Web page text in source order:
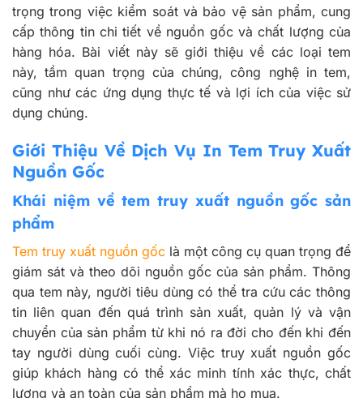
trọng trong việc kiểm soát và bảo vệ sản phẩm, cung
cấp thông tin chi tiết về nguồn gốc và chất lượng của
hàng hóa. Bài viết này sẽ giới thiệu về các loại tem
này, tầm quan trọng của chúng, công nghệ in tem,
cũng như các ứng dụng thực tế và lợi ích của việc sử
dụng chúng.
Giới Thiệu Về Dịch Vụ In Tem Truy Xuất
Nguồn Gốc
Khái niệm về tem truy xuất nguồn gốc sản
phẩm
Tem truy xuất nguồn gốc là một công cụ quan trọng để
giám sát và theo dõi nguồn gốc của sản phẩm. Thông
qua tem này, người tiêu dùng có thể tra cứu các thông
tin liên quan đến quá trình sản xuất, quản lý và vận
chuyển của sản phẩm từ khi nó ra đời cho đến khi đến
tay người dùng cuối cùng. Việc truy xuất nguồn gốc
giúp khách hàng có thể xác minh tính xác thực, chất
lượng và an toàn của sản phẩm mà họ mua.